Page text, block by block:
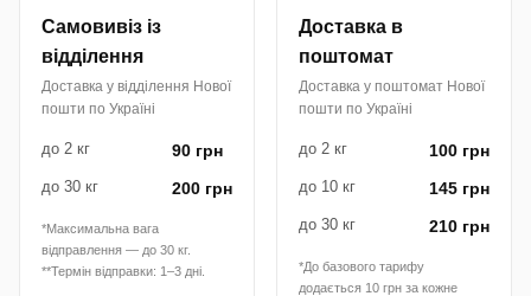
Самовивіз із
відділення
Доставка у відділення Нової
пошти по Україні
до 2 кг 90 грн
до 30 кг 200 грн
*Максимальна вага
відправлення — до 30 кг.
**Термін відправки: 1–3 дні.
Доставка в
поштомат
Доставка у поштомат Нової
пошти по Україні
до 2 кг 100 грн
до 10 кг 145 грн
до 30 кг 210 грн
*До базового тарифу
додається 10 грн за кожне